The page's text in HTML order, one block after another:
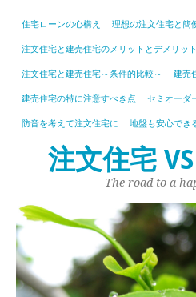
住宅ローンの心構え 理想の注文住宅と簡
注文住宅と建売住宅のメリットとデメリット
注文住宅と建売住宅～条件的比較～ 建売
建売住宅の特に注意すべき点 セミオーダ
防音を考えて注文住宅に 地盤も安心でき
注文住宅
The road to a